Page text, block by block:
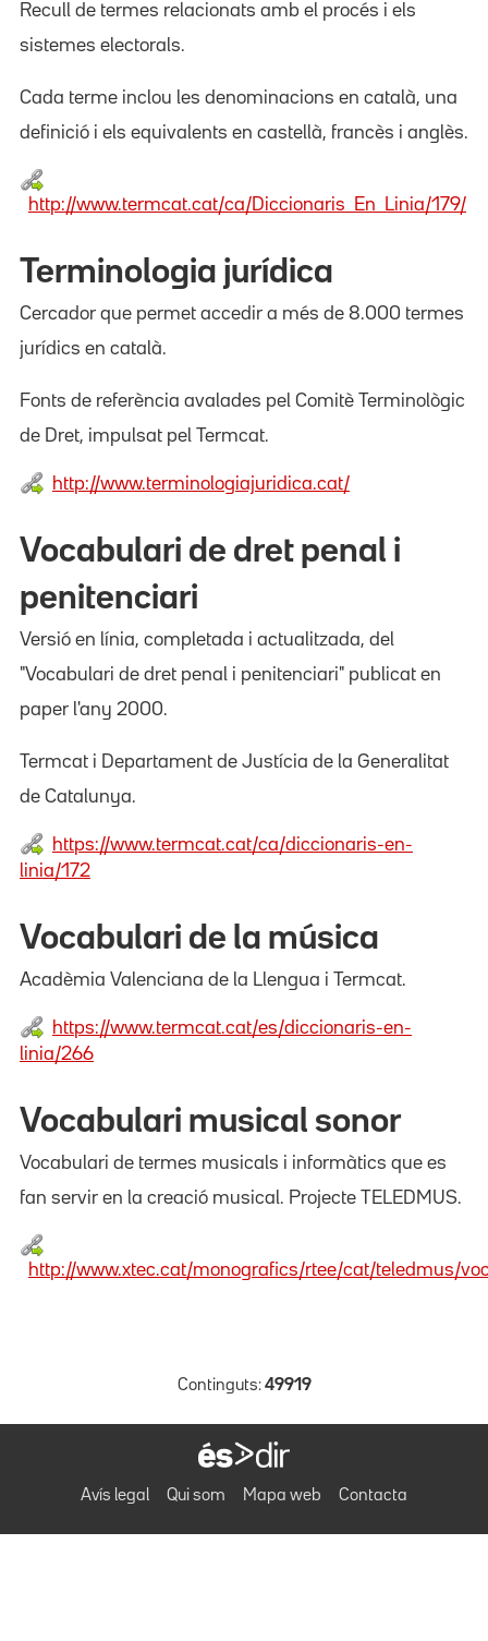
Recull de termes relacionats amb el procés i els
sistemes electorals.
Cada terme inclou les denominacions en català, una
definició i els equivalents en castellà, francès i anglès.
http://www.termcat.cat/ca/Diccionaris_En_Linia/179/
Terminologia jurídica
Cercador que permet accedir a més de 8.000 termes
jurídics en català.
Fonts de referència avalades pel Comitè Terminològic
de Dret, impulsat pel Termcat.
http://www.terminologiajuridica.cat/
Vocabulari de dret penal i
penitenciari
Versió en línia, completada i actualitzada, del
"Vocabulari de dret penal i penitenciari" publicat en
paper l'any 2000.
Termcat i Departament de Justícia de la Generalitat
de Catalunya.
https://www.termcat.cat/ca/diccionaris-en-
linia/172
Vocabulari de la música
Acadèmia Valenciana de la Llengua i Termcat.
https://www.termcat.cat/es/diccionaris-en-
linia/266
Vocabulari musical sonor
Vocabulari de termes musicals i informàtics que es
fan servir en la creació musical. Projecte TELEDMUS.
http://www.xtec.cat/monografics/rtee/cat/teledmus/
Continguts: 49919
Avís legal Qui som Mapa web Contacta